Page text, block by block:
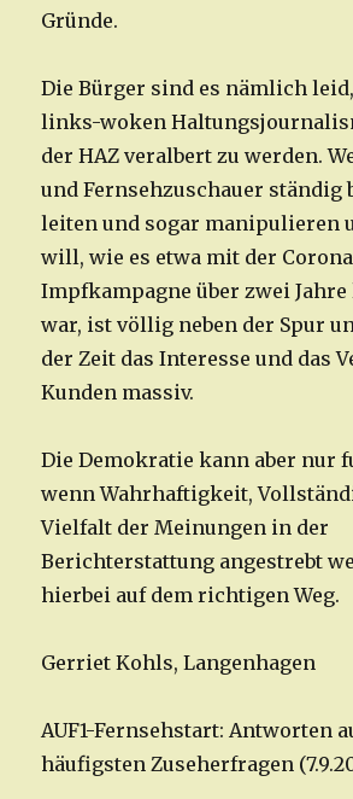
Gründe.
Die Bürger sind es nämlich
links-woken
der HAZ veralbert zu werden.
und Fernsehzuschauer ständig
leiten und sogar manipulieren
will, wie es etwa mit der
Impfkampagne über zwei Jahre
war, ist völlig neben der Spur
der Zeit das Interesse und das
Kunden massiv.
Die Demokratie kann aber nur
wenn Wahrhaftigkeit,
Vielfalt der Meinungen in der
Berichterstattung angestrebt
hierbei auf dem richtigen Weg.
Gerriet Kohls, Langenhagen
AUF1-Fernsehstart: Antworten
häufigsten Zuseherfragen